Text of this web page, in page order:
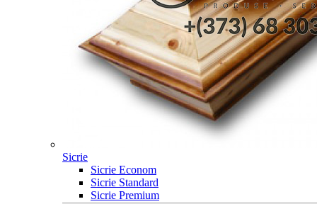
Sicrie
Sicrie Econom
Sicrie Standard
Sicrie Premium